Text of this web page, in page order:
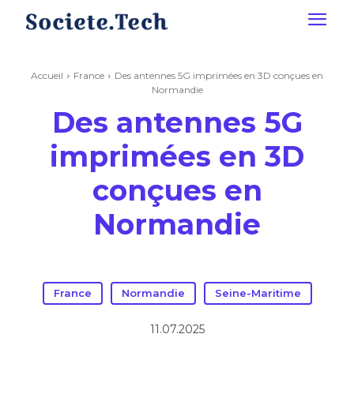
Accueil France
Des antennes 5G imprimées en 3D conçues en
Normandie
Des antennes 5G
imprimées en 3D
conçues en
Normandie
France Normandie Seine-Maritime
11.07.2025